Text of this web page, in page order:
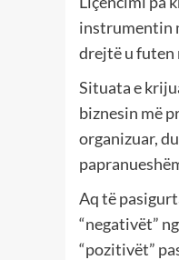
instrumentin
drejtë u futen
Situata e
biznesin më
organizuar,
Aq të
“negativët”
“pozitivët”